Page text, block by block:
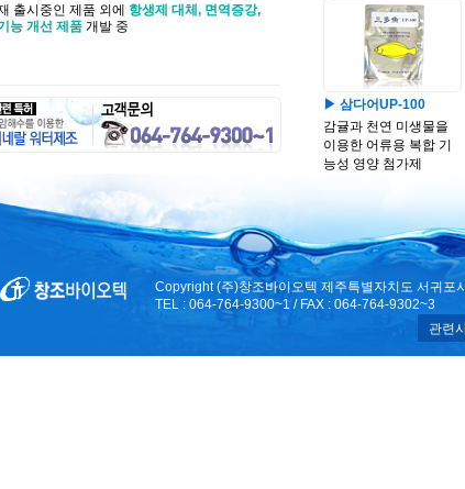
출시중인 제품 외에 항생제 대체, 면역증강,
능 개선 제품개발 중
▶ 삼다어UP-100
감귤과 천연 미생물을
이용한 어류용 복합 기
능성 영양 첨가제
관련
Copyright (주)창조바이오텍 제주특별자치도 서귀포
TEL : 064-764-9300~1 / FAX : 064-764-9302~3